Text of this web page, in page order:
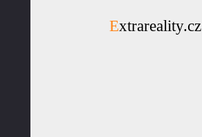
Extrareality.cz